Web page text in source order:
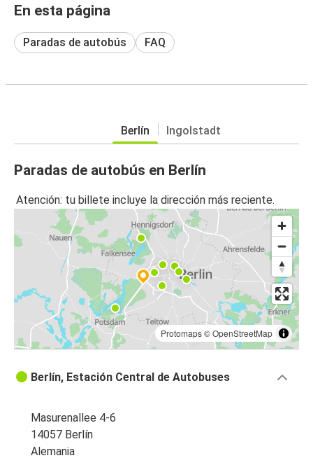
En esta página
Paradas de autobús FAQ
Berlín Ingolstadt
Paradas de autobús en Berlín
Atención: tu billete incluye la dirección más reciente.
Protomaps©OpenStreetMap
Berlín, Estación Central de Autobuses
Masurenallee 4-6
14057 Berlín
Alemania